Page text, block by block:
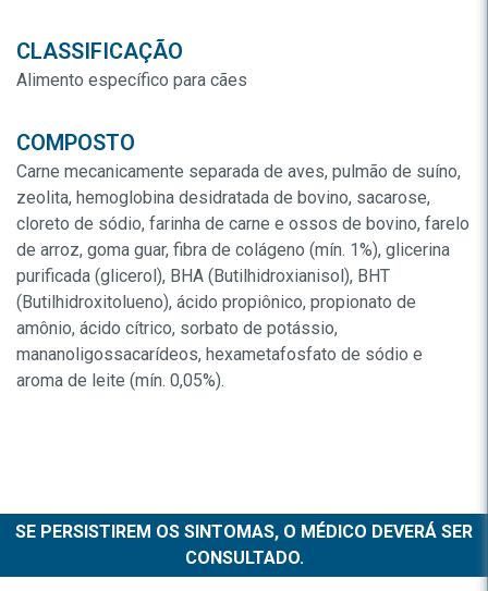
CLASSIFICAÇÃO
Alimento específico para cães
COMPOSTO
Carne mecanicamente separada de aves, pulmão de suíno,
zeolita, hemoglobina desidratada de bovino, sacarose,
cloreto de sódio, farinha de carne e ossos de bovino, farelo
de arroz, goma guar, fibra de colágeno (mín. 1%), glicerina
purificada (glicerol), BHA (Butilhidroxianisol), BHT
(Butilhidroxitolueno), ácido propiônico, propionato de
amônio, ácido cítrico, sorbato de potássio,
mananoligossacarídeos, hexametafosfato de sódio e
aroma de leite (mín. 0,05%).
SE PERSISTIREM OS SINTOMAS, O MÉDICO DEVERÁ SER
CONSULTADO.